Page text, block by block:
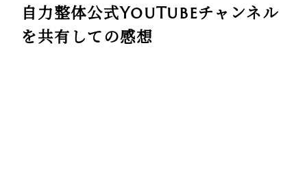
自力整体公式YouTubeチャンネル
を共有しての感想